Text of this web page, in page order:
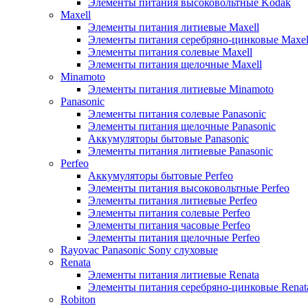
Элементы питания высоковольтные Kodak
Maxell
Элементы питания литиевые Maxell
Элементы питания серебряно-цинковые
Элементы питания солевые Maxell
Элементы питания щелочные Maxell
Minamoto
Элементы питания литиевые Minamoto
Panasonic
Элементы питания солевые Panasonic
Элементы питания щелочные Panasonic
Аккумуляторы бытовые Panasonic
Элементы питания литиевые Panasonic
Perfeo
Аккумуляторы бытовые Perfeo
Элементы питания высоковольтные Perfeo
Элементы питания литиевые Perfeo
Элементы питания солевые Perfeo
Элементы питания часовые Perfeo
Элементы питания щелочные Perfeo
Rayovac Panasonic Sony слуховые
Renata
Элементы питания литиевые Renata
Элементы питания серебряно-цинковые
Robiton